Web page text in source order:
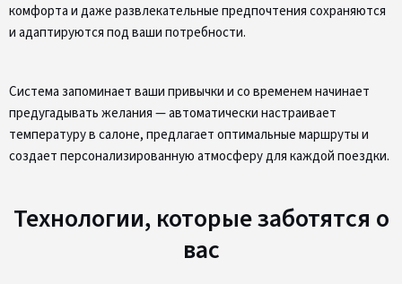
комфорта и даже развлекательные предпочтения сохраняются
и адаптируются под ваши потребности.
Система запоминает ваши привычки и со временем начинает
предугадывать желания — автоматически настраивает
температуру в салоне, предлагает оптимальные маршруты и
создает персонализированную атмосферу для каждой поездки.
Технологии, которые заботятся о
вас